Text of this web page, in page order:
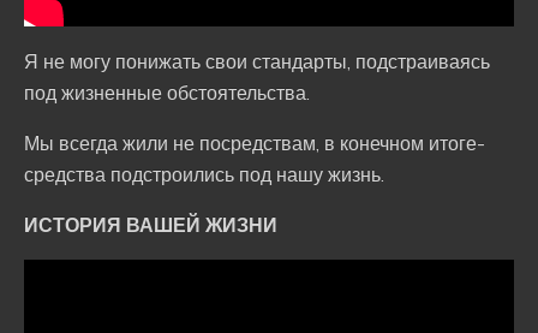
Я не могу понижать свои стандарты, подстраиваясь
под жизненные обстоятельства.
Мы всегда жили не посредствам, в конечном итоге-
средства подстроились под нашу жизнь.
ИСТОРИЯ ВАШЕЙ ЖИЗНИ